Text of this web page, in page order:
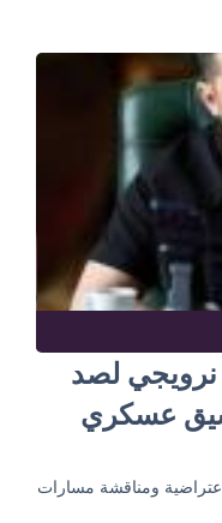
لصد
عسكري
اعتراضية ومناقشة مسارات